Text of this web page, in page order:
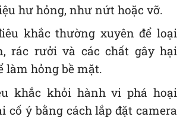
hư hỏng, như nứt hoặc vỡ.
khắc thường xuyên để loại
rác rưởi và các chất gây hại
làm hỏng bề mặt.
khắc khỏi hành vi phá hoại
cố ý bằng cách lắp đặt camera